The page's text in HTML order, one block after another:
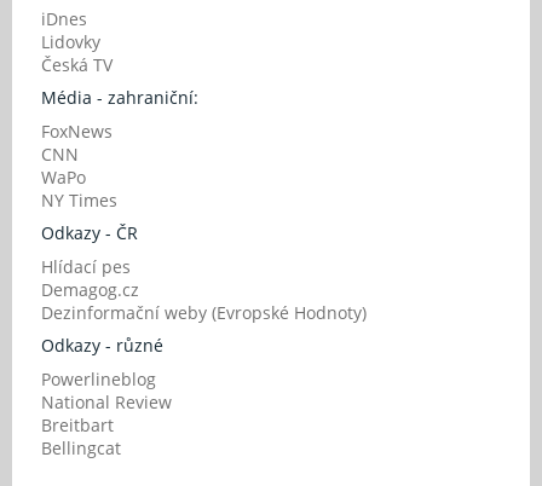
iDnes
Lidovky
Česká TV
Média - zahraniční:
FoxNews
CNN
WaPo
NY Times
Odkazy - ČR
Hlídací pes
Demagog.cz
Dezinformační weby (Evropské Hodnoty)
Odkazy - různé
Powerlineblog
National Review
Breitbart
Bellingcat